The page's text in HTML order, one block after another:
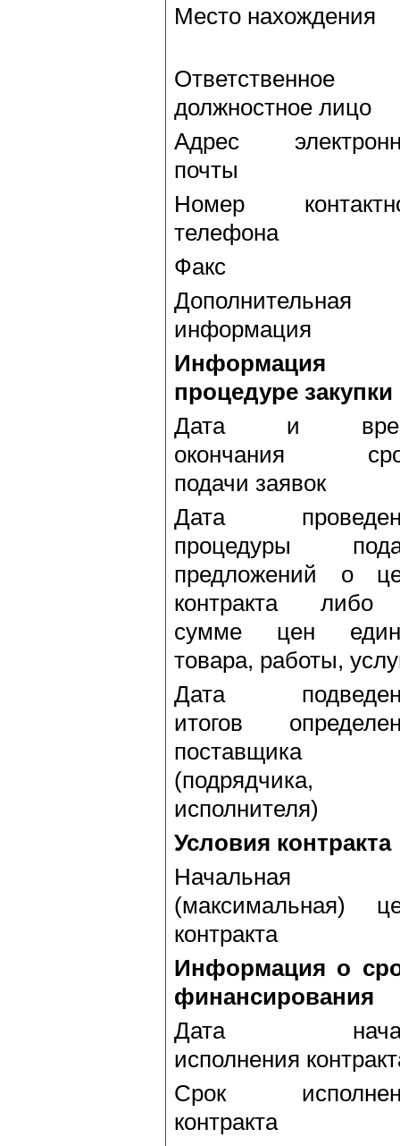
Место нахождения
Ответственное
должностное лицо
Адрес
почты
Номер
телефона
Факс
Дополнительная
информация
Информация
процедуре закупки
Дата и
окончания
подачи заявок
Дата
процедуры
предложений о
контракта
сумме цен
товара, работы,
Дата
итогов
поставщика
(подрядчика,
исполнителя)
Условия контракта
Начальная
(максимальная)
контракта
Информация о
финансирования
Дата
исполнения
Срок
контракта